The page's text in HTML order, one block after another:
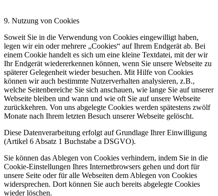
9. Nutzung von Cookies
Soweit Sie in die Verwendung von Cookies eingewilligt haben,
legen wir ein oder mehrere „Cookies“ auf Ihrem Endgerät ab. Bei
einem Cookie handelt es sich um eine kleine Textdatei, mit der wir
Ihr Endgerät wiedererkennen können, wenn Sie unsere Webseite zu
späterer Gelegenheit wieder besuchen. Mit Hilfe von Cookies
können wir auch bestimmte Nutzerverhalten analysieren, z.B.,
welche Seitenbereiche Sie sich anschauen, wie lange Sie auf unserer
Webseite bleiben und wann und wie oft Sie auf unsere Webseite
zurückkehren. Von uns abgelegte Cookies werden spätestens zwölf
Monate nach Ihrem letzten Besuch unserer Webseite gelöscht.
Diese Datenverarbeitung erfolgt auf Grundlage Ihrer Einwilligung
(Artikel 6 Absatz 1 Buchstabe a DSGVO).
Sie können das Ablegen von Cookies verhindern, indem Sie in die
Cookie-Einstellungen Ihres Internetbrowsers gehen und dort für
unsere Seite oder für alle Webseiten dem Ablegen von Cookies
widersprechen. Dort können Sie auch bereits abgelegte Cookies
wieder löschen.